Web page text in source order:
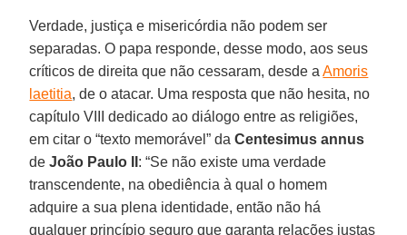
Verdade, justiça e misericórdia não podem ser
separadas. O papa responde, desse modo, aos seus
críticos de direita que não cessaram, desde aAmoris
laetitia, de o atacar. Uma resposta que não hesita, no
capítulo VIII dedicado ao diálogo entre as religiões,
em citar o “texto memorável” daCentesimus annus
deJoão Paulo II : “Se não existe uma verdade
transcendente, na obediência à qual o homem
adquire a sua plena identidade, então não há
qualquer princípio seguro que garanta relações justas